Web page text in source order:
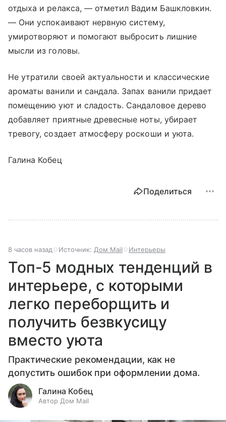
отдыха и релакса, — отметил Вадим Башкловкин.
— Они успокаивают нервную систему,
умиротворяют и помогают выбросить лишние
мысли из головы.
Не утратили своей актуальности и классические
ароматы ванили и сандала. Запах ванили придает
помещению уют и сладость. Сандаловое дерево
добавляет приятные древесные ноты, убирает
тревогу, создает атмосферу роскоши и уюта.
Галина Кобец
Поделиться
8 часов назад Источник: Дом Mail Интерьеры
Топ-5 модных тенденций в
интерьере, с которыми
легко переборщить и
получить безвкусицу
вместо уюта
Практические рекомендации, как не
допустить ошибок при оформлении дома.
Галина Кобец
Автор Дом Mail